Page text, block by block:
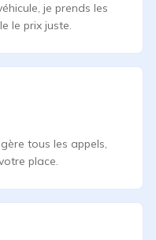
je prends les
le prix juste.
tous les appels,
place.